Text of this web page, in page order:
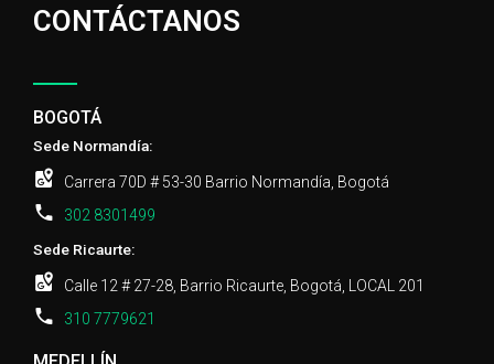
CONTÁCTANOS
BOGOTÁ
Sede Normandía:
Carrera 70D # 53-30 Barrio Normandía, Bogotá
302 8301499
Sede Ricaurte:
Calle 12 # 27-28, Barrio Ricaurte, Bogotá, LOCAL 201
310 7779621